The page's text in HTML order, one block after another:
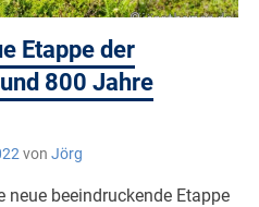
Etappe der
800 Jahre
von Jörg
neue beeindruckende Etappe